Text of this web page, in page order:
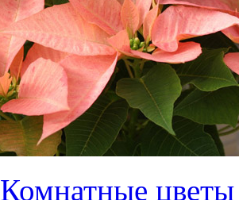
Комнатные цветы